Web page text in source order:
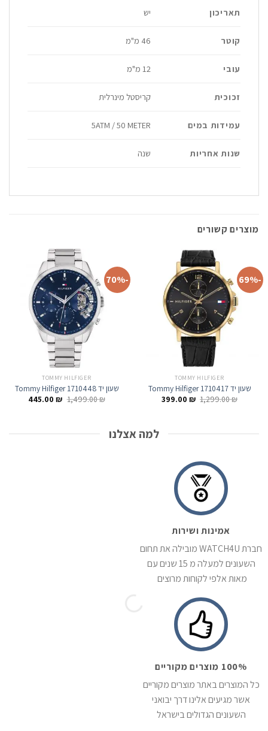
תאריכון יש
קוטר 46 מ"מ
עובי 12 מ"מ
זכוכית קריסטל מינרלית
עמידות במים 5ATM / 50 METER
שנות אחריות שנה
מוצרים קשורים
-69%
TOMMY HILFIGER
שעון יד Tommy Hilfiger 1710417
1,299.00₪ המחיר399.00 ₪ המחיר
-70%
TOMMY HILFIGER
שעון יד Tommy Hilfiger 1710448
1,499.00₪ המחיר
445.00₪ המחיר
למה אצלנו
אמינות ושירות
חברת WATCH4U מובילה את תחום
השעונים למעלה מ 15 שנים עם
מאות אלפי לקוחות מרוצים
100% מוצרים מקוריים
כל המוצרים באתר מוצרים מקוריים
אשר מגיעים אלינו דרך יבואני
השעונים הגדולים בישראל